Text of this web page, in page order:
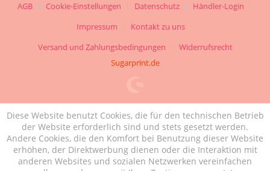
AGB Cookie-Einstellungen Datenschutz
Händler-Login
Impressum
Kontakt zu uns
Versand und Zahlungsbedingungen
Widerrufsrecht
Sugarprint.de
Diese Website benutzt Cookies, die für den technischen Betrieb
der Website erforderlich sind und stets gesetzt werden.
Andere Cookies, die den Komfort bei Benutzung dieser Website
erhöhen, der Direktwerbung dienen oder die Interaktion mit
anderen Websites und sozialen Netzwerken vereinfachen